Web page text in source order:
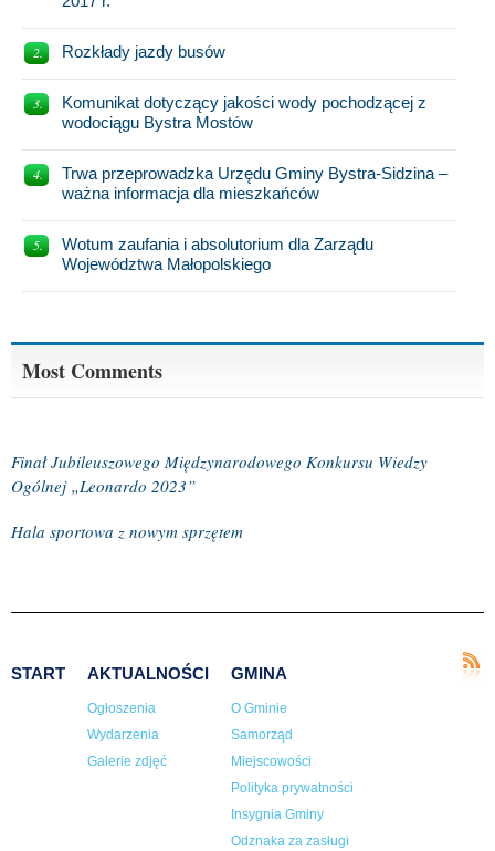
Rozkłady jazdy busów
Komunikat dotyczący jakości wody pochodzącej z
wodociągu Bystra Mostów
Trwa przeprowadzka Urzędu Gminy Bystra-Sidzina –
ważna informacja dla mieszkańców
Wotum zaufania i absolutorium dla Zarządu
Województwa Małopolskiego
Most Comments
Finał Jubileuszowego Międzynarodowego Konkursu Wiedzy
Ogólnej „Leonardo 2023”
Hala sportowa z nowym sprzętem
START AKTUALNOŚCI
Ogłoszenia
Wydarzenia
Galerie zdjęć
GMINA
O Gminie
Samorząd
Miejscowości
Polityka prywatności
Insygnia Gminy
Odznaka za zasługi